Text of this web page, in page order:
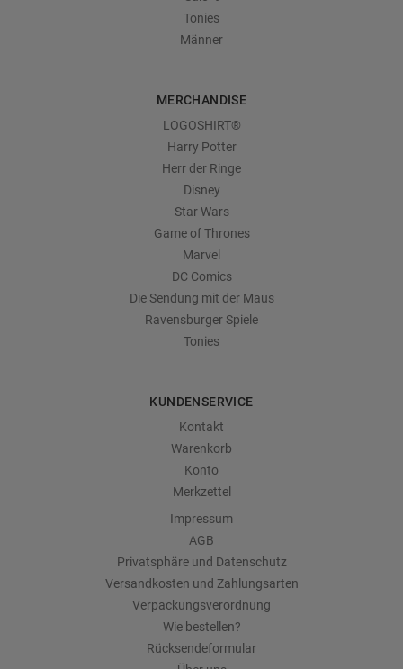
Tonies
Männer
MERCHANDISE
LOGOSHIRT®
Harry Potter
Herr der Ringe
Disney
Star Wars
Game of Thrones
Marvel
DC Comics
Die Sendung mit der Maus
Ravensburger Spiele
Tonies
KUNDENSERVICE
Kontakt
Warenkorb
Konto
Merkzettel
Impressum
AGB
Privatsphäre und Datenschutz
Versandkosten und Zahlungsarten
Verpackungsverordnung
Wie bestellen?
Rücksendeformular